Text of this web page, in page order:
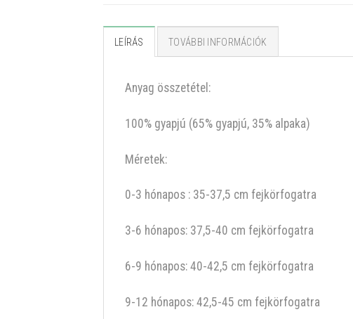
LEÍRÁS TOVÁBBI INFORMÁCIÓK
Anyag összetétel:
100% gyapjú (65% gyapjú, 35% alpaka)
Méretek:
0-3 hónapos : 35-37,5 cm fejkörfogatra
3-6 hónapos: 37,5-40 cm fejkörfogatra
6-9 hónapos: 40-42,5 cm fejkörfogatra
9-12 hónapos: 42,5-45 cm fejkörfogatra